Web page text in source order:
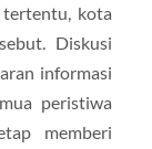
tertentu, kota
Diskusi
informasi
peristiwa
memberi